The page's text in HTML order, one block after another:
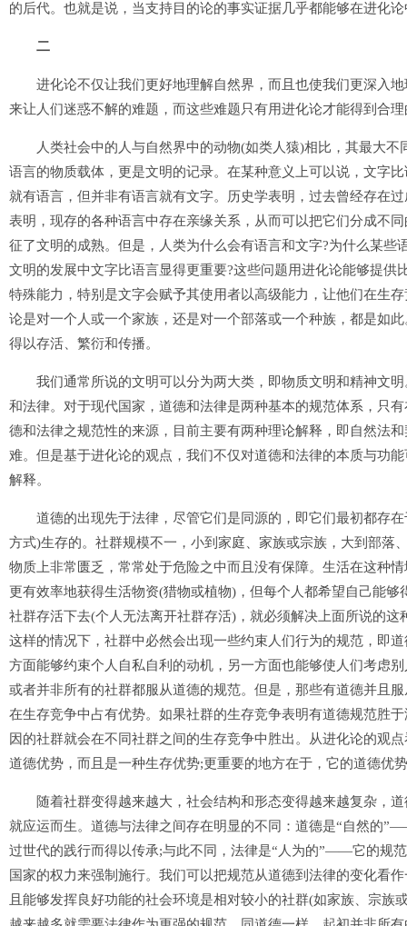
的后代。也就是说，当支持目的论的事实证据几乎都能够在进化
二
进化论不仅让我们更好地理解自然界，而且也使我们更深入地
来让人们迷惑不解的难题，而这些难题只有用进化论才能得到合
人类社会中的人与自然界中的动物(如类人猿)相比，其最大不
语言的物质载体，更是文明的记录。在某种意义上可以说，文字
就有语言，但并非有语言就有文字。历史学表明，过去曾经存在
表明，现存的各种语言中存在亲缘关系，从而可以把它们分成不
征了文明的成熟。但是，人类为什么会有语言和文字?为什么某
文明的发展中文字比语言显得更重要?这些问题用进化论能够提
特殊能力，特别是文字会赋予其使用者以高级能力，让他们在生
论是对一个人或一个家族，还是对一个部落或一个种族，都是如
得以存活、繁衍和传播。
我们通常所说的文明可以分为两大类，即物质文明和精神文明
和法律。对于现代国家，道德和法律是两种基本的规范体系，只
德和法律之规范性的来源，目前主要有两种理论解释，即自然法
难。但是基于进化论的观点，我们不仅对道德和法律的本质与功
解释。
道德的出现先于法律，尽管它们是同源的，即它们最初都存在
方式)生存的。社群规模不一，小到家庭、家族或宗族，大到部落
物质上非常匮乏，常常处于危险之中而且没有保障。生活在这种
更有效率地获得生活物资(猎物或植物)，但每个人都希望自己能
社群存活下去(个人无法离开社群存活)，就必须解决上面所说的
这样的情况下，社群中必然会出现一些约束人们行为的规范，即
方面能够约束个人自私自利的动机，另一方面也能够使人们考虑
或者并非所有的社群都服从道德的规范。但是，那些有道德并且
在生存竞争中占有优势。如果社群的生存竞争表明有道德规范胜
因的社群就会在不同社群之间的生存竞争中胜出。从进化论的观
道德优势，而且是一种生存优势;更重要的地方在于，它的道德优
随着社群变得越来越大，社会结构和形态变得越来越复杂，道
就应运而生。道德与法律之间存在明显的不同：道德是“自然的
过世代的践行而得以传承;与此不同，法律是“人为的”——它的规
国家的权力来强制施行。我们可以把规范从道德到法律的变化看
且能够发挥良好功能的社会环境是相对较小的社群(如家族、宗